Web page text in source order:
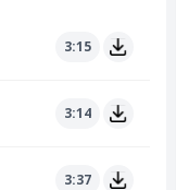
3:15
3:14
3:37